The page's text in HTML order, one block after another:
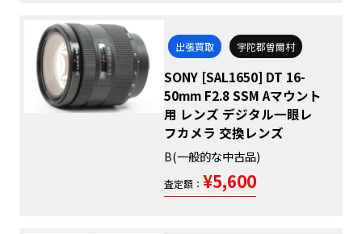
出張買取 宇陀郡曽爾村
SONY [SAL1650] DT 16-
50mm F2.8 SSM Aマウント
用 レンズ デジタル一眼レ
フカメラ 交換レンズ
B(一般的な中古品)
査定額： ¥5,600